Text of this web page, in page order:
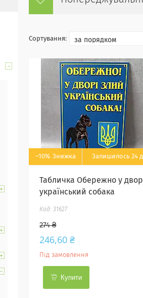
–10% Залишилось 24
Табличка Обережно у
український собака
31627
274 ₴
246,60 ₴
Під замовлення
Купити